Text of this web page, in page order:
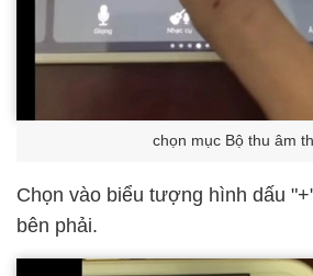
chọn mục Bộ thu âm
Chọn vào biểu tượng hình dấu
bên phải.